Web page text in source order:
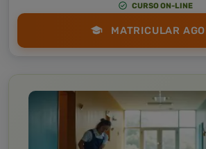
CURSO ON-LINE
MATRICULAR